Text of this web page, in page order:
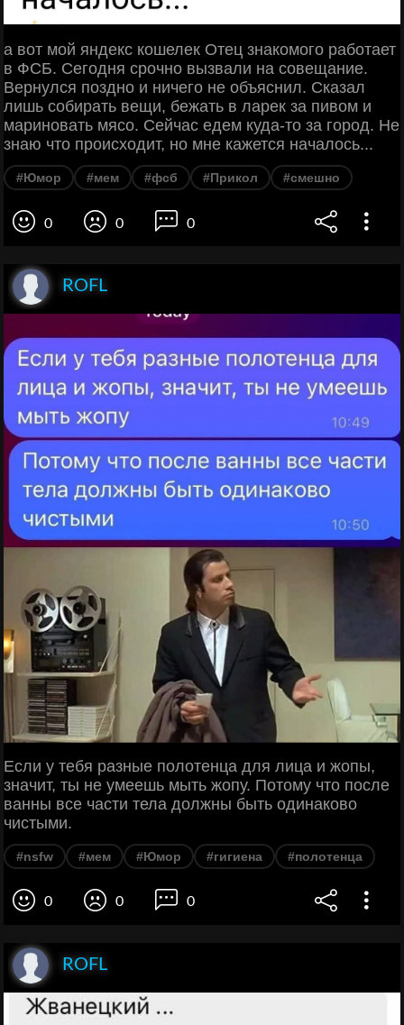
а вот мой яндекс кошелек Отец знакомого работает
в ФСБ. Сегодня срочно вызвали на совещание.
Вернулся поздно и ничего не объяснил. Сказал
лишь собирать вещи, бежать в ларек за пивом и
мариновать мясо. Сейчас едем куда-то за город. Не
знаю что происходит, но мне кажется началось...
#Юмор #мем #фсб #Прикол #смешно
0 0 0
ROFL
Если у тебя разные полотенца для лица и жопы,
значит, ты не умеешь мыть жопу. Потому что после
ванны все части тела должны быть одинаково
чистыми.
#nsfw #мем #Юмор #гигиена #полотенца
0 0 0
ROFL